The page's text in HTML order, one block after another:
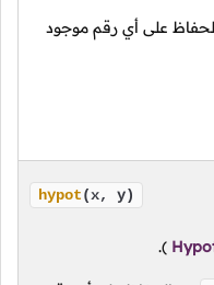
على أي رقم موجود
hypot(x, y)
).